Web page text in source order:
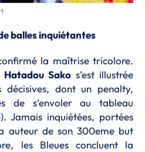
balles inquiétantes
la maîtrise tricolore.
Hatadou Sakos’est illustrée
décisives, dont un penalty,
de s’envoler au tableau
Jamais inquiétées, portées
auteur de son 300eme but
les Bleues concluent la